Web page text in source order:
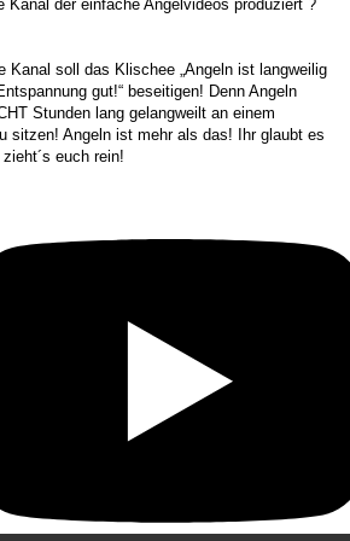
Kanal der einfache Angelvideos produziert ?
Kanal soll das Klischee „Angeln ist langweilig
gut!“ beseitigen! Denn Angeln
Stunden lang gelangweilt an einem
sitzen! Angeln ist mehr als das! Ihr glaubt es
euch rein!